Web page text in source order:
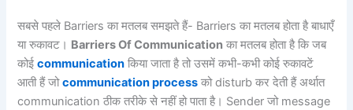
सबसे पहले Barriers का मतलब समझते हैं- Barriers का मतलब होता है बाधाएँ
या रुकावट। Barriers Of Communication का मतलब होता है कि जब
कोईcommunication किया जाता है तो उसमें कभी-कभी कोई रुकावटें
आती हैं जोcommunication process को disturb कर देती हैं अर्थात
communication ठीक तरीके से नहीं हो पाता है। Sender जो message